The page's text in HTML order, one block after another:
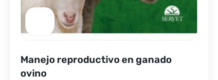
Manejo reproductivo en ganado
ovino